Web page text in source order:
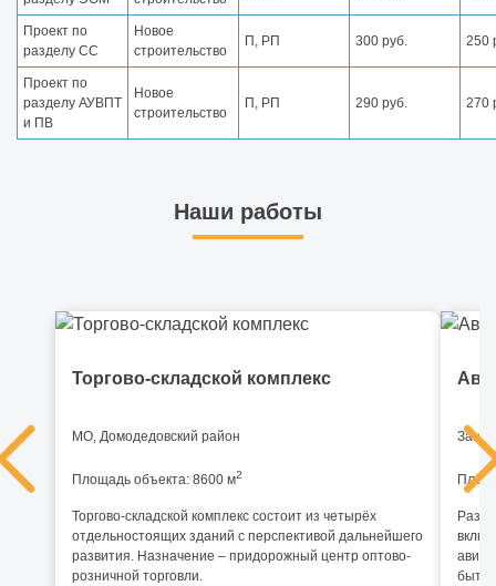
Проект по
разделу СС
Новое
строительство
П, РП 300 руб. 250
Проект по
разделу АУВПТ
и ПВ
Новое
строительство
П, РП 290 руб. 270
Наши работы
Торгово-складской комплекс
МО, Домодедовский район
Площадь объекта: 8600 м2
Торгово-складской комплекс состоит из четырёх
отдельностоящих зданий с перспективой дальнейшего
развития. Назначение – придорожный центр оптово-
розничной торговли.